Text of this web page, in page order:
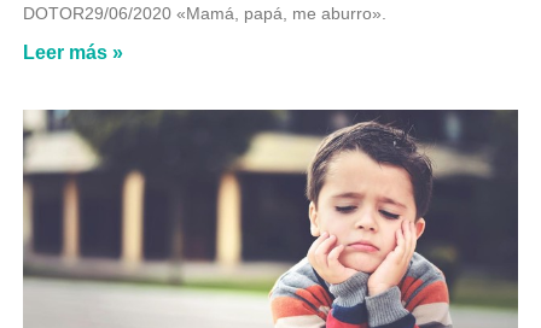
DOTOR29/06/2020 «Mamá, papá, me aburro».
Leer más »